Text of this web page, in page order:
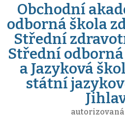
Obchodní
odborná škola
Střední
Střední
a Jazyková
státní
autorizovaná